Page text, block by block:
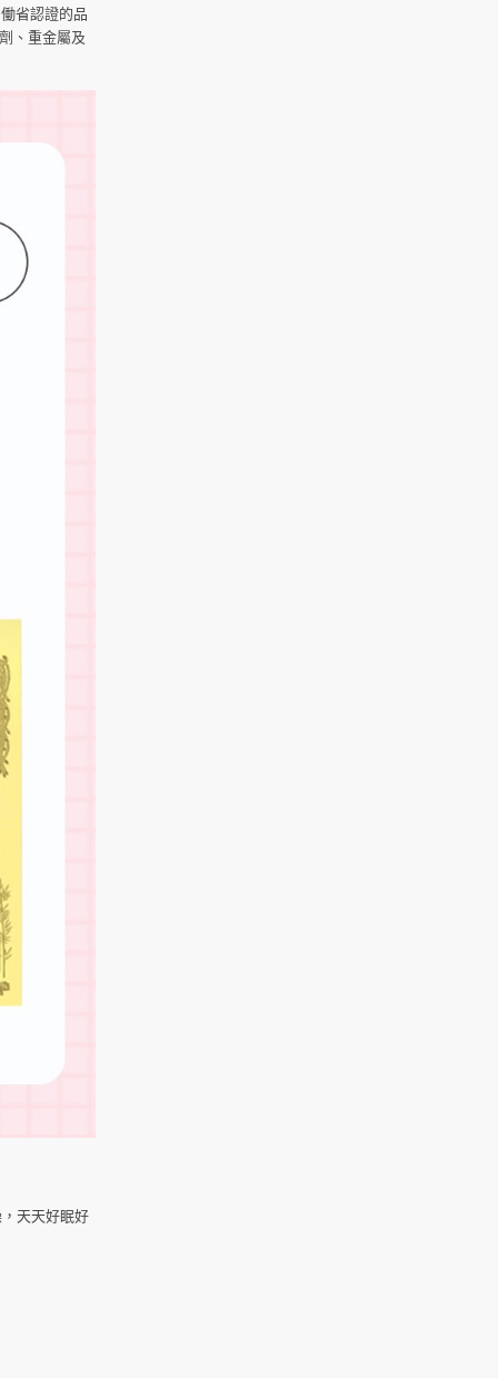
省認證的品
、重金屬及
天天好眠好